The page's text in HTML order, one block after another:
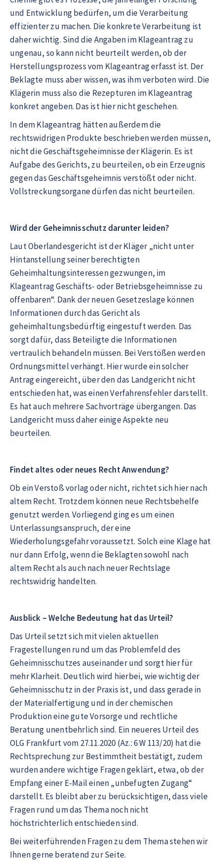
und Entwicklung bedürfen, um die Verarbeitung
effizienter zu machen. Die konkrete Verarbeitung ist
daher wichtig. Sind die Angaben im Klageantrag zu
ungenau, so kann nicht beurteilt werden, ob der
Herstellungsprozess vom Klageantrag erfasst ist. Der
Beklagte muss aber wissen, was ihm verboten wird. Die
Klägerin muss also die Rezepturen im Klageantrag
konkret angeben. Das ist hier nicht geschehen.
In dem Klageantrag hätten außerdem die
rechtswidrigen Produkte beschrieben werden müssen,
nicht die Geschäftsgeheimnisse der Klägerin. Es ist
Aufgabe des Gerichts, zu beurteilen, ob ein Erzeugnis
gegen das Geschäftsgeheimnis verstößt oder nicht.
Vollstreckungsorgane dürfen das nicht beurteilen.
Wird der Geheimnisschutz darunter leiden?
Laut Oberlandesgericht ist der Kläger „nicht unter
Hintanstellung seiner berechtigten
Geheimhaltungsinteressen gezwungen, im
Klageantrag Geschäfts- oder Betriebsgeheimnisse zu
offenbaren“. Dank der neuen Gesetzeslage können
Informationen durch das Gericht als
geheimhaltungsbedürftig eingestuft werden. Das
sorgt dafür, dass Beteiligte die Informationen
vertraulich behandeln müssen. Bei Verstößen werden
Ordnungsmittel verhängt. Hier wurde ein solcher
Antrag eingereicht, über den das Landgericht nicht
entschieden hat, was einen Verfahrensfehler darstellt.
Es hat auch mehrere Sachvorträge übergangen. Das
Landgericht muss daher einige Aspekte neu
beurteilen.
Findet altes oder neues Recht Anwendung?
Ob ein Verstoß vorlag oder nicht, richtet sich hier nach
altem Recht. Trotzdem können neue Rechtsbehelfe
genutzt werden. Vorliegend ging es um einen
Unterlassungsanspruch, der eine
Wiederholungsgefahr voraussetzt. Solch eine Klage hat
nur dann Erfolg, wenn die Beklagten sowohl nach
altem Recht als auch nach neuer Rechtslage
rechtswidrig handelten.
Ausblick – Welche Bedeutung hat das Urteil?
Das Urteil setzt sich mit vielen aktuellen
Fragestellungen rund um das Problemfeld des
Geheimnisschutzes auseinander und sorgt hier für
mehr Klarheit. Deutlich wird hierbei, wie wichtig der
Geheimnisschutz in der Praxis ist, und dass gerade in
der Materialfertigung und in der chemischen
Produktion eine gute Vorsorge und rechtliche
Beratung unentbehrlich sind. Ein neueres Urteil des
OLG Frankfurt vom 27.11.2020 (Az.: 6 W 113/20) hat die
Rechtsprechung zur Bestimmtheit bestätigt, zudem
wurden andere wichtige Fragen geklärt, etwa, ob der
Empfang einer E-Mail einen „unbefugten Zugang“
darstellt. Es bleibt aber zu berücksichtigen, dass viele
Fragen rund um das Thema noch nicht
höchstrichterlich entschieden sind.
Bei weiterführenden Fragen zu dem Thema stehen wir
Ihnen gerne beratend zur Seite.